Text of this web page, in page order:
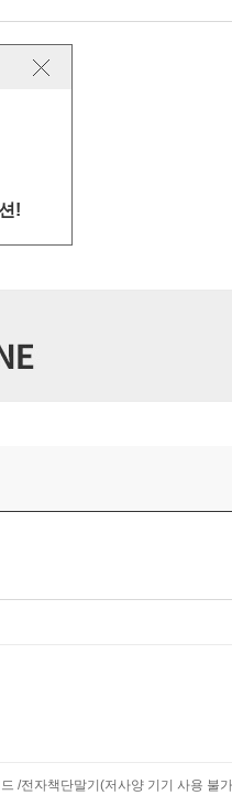
!
/전자책단말기(저사양 기기 사용 불